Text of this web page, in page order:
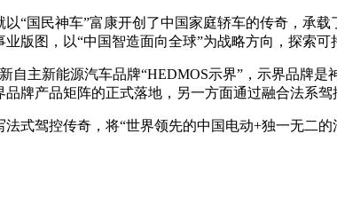
“国民神车”富康开创了中国家庭轿车的传奇，承
图，以“中国智造面向全球”为战略方向，探索可
自主新能源汽车品牌“HEDMOS示界”，示界品牌
牌产品矩阵的正式落地，另一方面通过融合法系
式驾控传奇，将“世界领先的中国电动+独一无二